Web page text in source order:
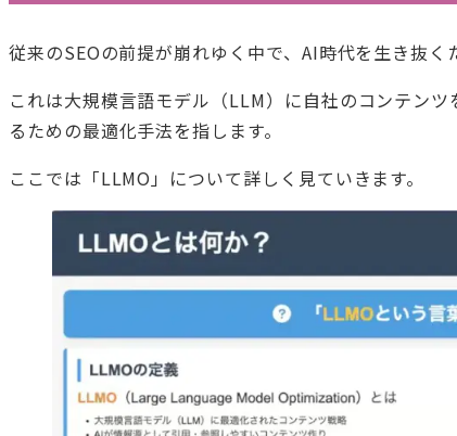
従来のSEOの前提が崩れゆく中で、AI時代を生き抜く
これは大規模言語モデル（LLM）に自社のコンテン
るための最適化手法を指します。
ここでは「LLMO」について詳しく見ていきます。